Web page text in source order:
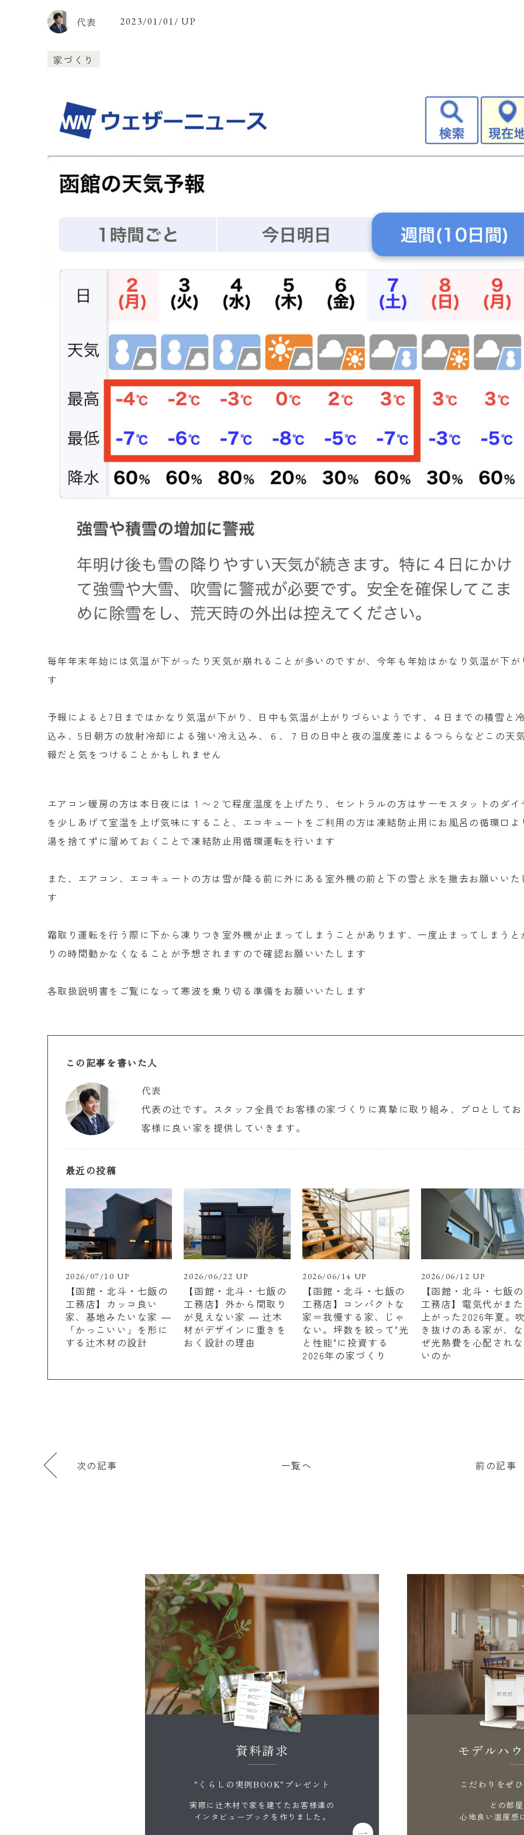
代表 2023/01/01/ UP
家づくり
毎年年末年始には気温が下がったり天気が崩れることが多いのですが、今年も年始はかなり気温が下が
す
予報によると7日まではかなり気温が下がり、日中も気温が上がりづらいようです、４日までの積雪と
込み、5日朝方の放射冷却による強い冷え込み、６、７日の日中と夜の温度差によるつららなどこの天
報だと気をつけることかもしれません
エアコン暖房の方は本日夜には１〜２℃程度温度を上げたり、セントラルの方はサーモスタットのダイ
を少しあげて室温を上げ気味にすること、エコキュートをご利用の方は凍結防止用にお風呂の循環口よ
湯を捨てずに溜めておくことで凍結防止用循環運転を行います
また、エアコン、エコキュートの方は雪が降る前に外にある室外機の前と下の雪と氷を撤去お願いいた
す
霜取り運転を行う際に下から凍りつき室外機が止まってしまうことがあります、一度止まってしまうと
りの時間動かなくなることが予想されますので確認お願いいたします
各取扱説明書をご覧になって寒波を乗り切る準備をお願いいたします
この記事を書いた人
代表
代表の辻です。スタッフ全員でお客様の家づくりに真摯に取り組み、プロとしてお
客様に良い家を提供していきます。
最近の投稿
2026/07/10 UP
【函館・北斗・七飯の
工務店】カッコ良い
家、基地みたいな家 ―
「かっこいい」を形に
する辻木材の設計
2026/06/22 UP
【函館・北斗・七飯の
工務店】外から間取り
が見えない家 ― 辻木
材がデザインに重きを
おく設計の理由
2026/06/14 UP
【函館・北斗・七飯の
工務店】コンパクトな
家＝我慢する家、じゃ
ない。坪数を絞って"光
と性能"に投資する
2026年の家づくり
2026/06/12 UP
【函館・北斗・七飯の
工務店】電気代がまた
上がった2026年夏。吹
き抜けのある家が、な
ぜ光熱費を心配されな
いのか
次の記事 一覧へ 前の記事
資料請求
"くらしの実例BOOK"プレゼント
実際に辻木材で家を建てたお客様達の
インタビューブックを作りました。
モデルハ
こだわりをぜ
どの部
心地良い温度感